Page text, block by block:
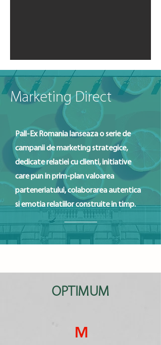
Marketing Direct
Pall-Ex Romania lanseaza o serie de
campanii de marketing strategice,
dedicate relatiei cu clienti, initiative
care pun in prim-plan valoarea
parteneriatului, colaborarea autentica
si emotia relatiilor construite in timp.
OPTIMUM
M